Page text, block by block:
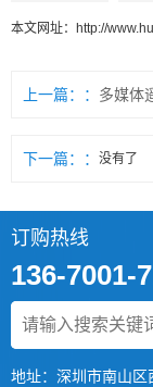
本文网址： http://
上一篇： 多媒体
下一篇： 没有了
订购热线
136-7001-
地址：深圳市南山区